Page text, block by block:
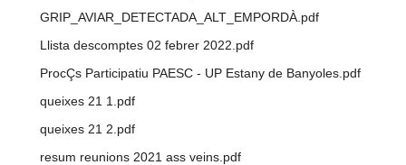
GRIP_AVIAR_DETECTADA_ALT_EMPORDÀ.pdf
Llista descomptes 02 febrer 2022.pdf
ProcÇs Participatiu PAESC - UP Estany de Banyoles.pdf
queixes 21 1.pdf
queixes 21 2.pdf
resum reunions 2021 ass veins.pdf